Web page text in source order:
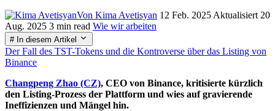
Von Kima Avetisyan 12 Feb. 2025 Aktualisiert 20
Aug. 2025 3 min read Wie wir arbeiten
# In diesem Artikel
Der Fall des TST-Tokens und die Kontroverse über das Listing von
Binance
Changpeng Zhao (CZ), CEO von Binance, kritisierte kürzlich
den Listing-Prozess der Plattform und wies auf gravierende
Ineffizienzen und Mängel hin.